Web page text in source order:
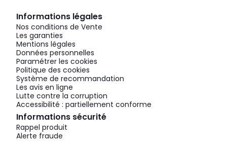
Informations légales
Nos conditions de Vente
Les garanties
Mentions légales
Données personnelles
Paramétrer les cookies
Politique des cookies
Système de recommandation
Les avis en ligne
Lutte contre la corruption
Accessibilité : partiellement conforme
Informations sécurité
Rappel produit
Alerte fraude